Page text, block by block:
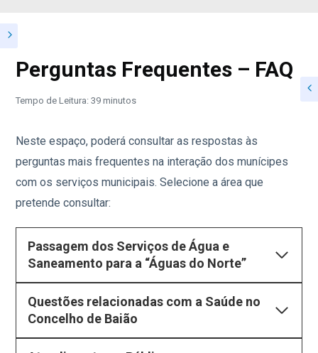
Perguntas Frequentes – FAQ
Tempo de Leitura: 39 minutos
Neste espaço, poderá consultar as respostas às
perguntas mais frequentes na interação dos munícipes
com os serviços municipais. Selecione a área que
pretende consultar:
Passagem dos Serviços de Água e
Saneamento para a “Águas do Norte”
Questões relacionadas com a Saúde no
Concelho de Baião